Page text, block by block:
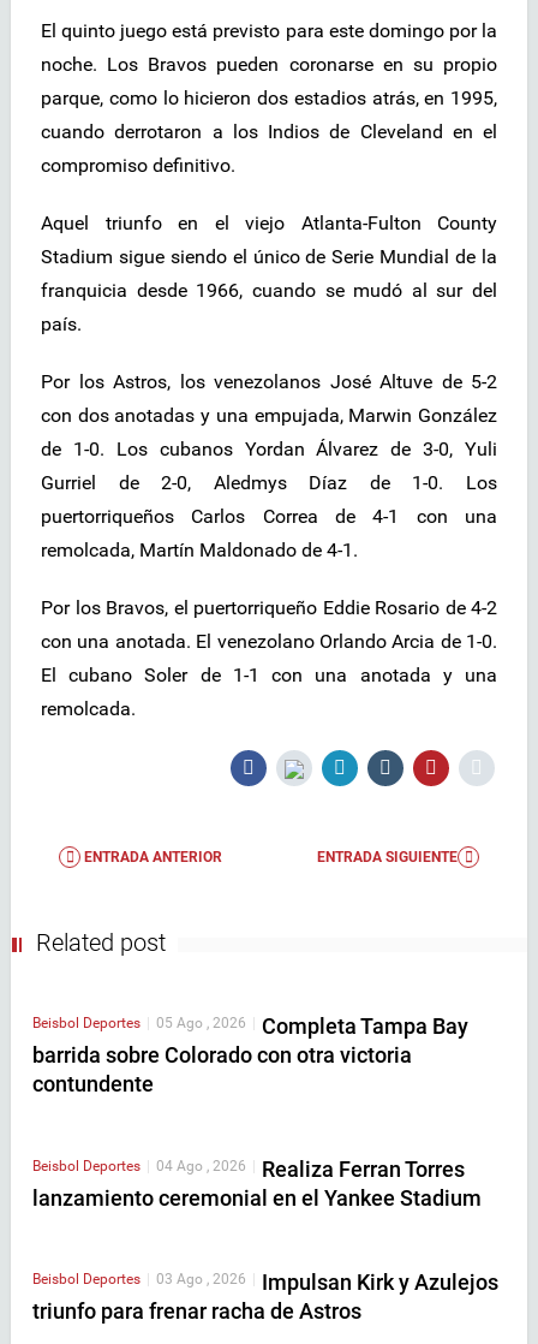
El quinto juego está previsto para este domingo por la
noche. Los Bravos pueden coronarse en su propio
parque, como lo hicieron dos estadios atrás, en 1995,
cuando derrotaron a los Indios de Cleveland en el
compromiso definitivo.
Aquel triunfo en el viejo Atlanta-Fulton County
Stadium sigue siendo el único de Serie Mundial de la
franquicia desde 1966, cuando se mudó al sur del
país.
Por los Astros, los venezolanos José Altuve de 5-2
con dos anotadas y una empujada, Marwin González
de 1-0. Los cubanos Yordan Álvarez de 3-0, Yuli
Gurriel de 2-0, Aledmys Díaz de 1-0. Los
puertorriqueños Carlos Correa de 4-1 con una
remolcada, Martín Maldonado de 4-1.
Por los Bravos, el puertorriqueño Eddie Rosario de 4-2
con una anotada. El venezolano Orlando Arcia de 1-0.
El cubano Soler de 1-1 con una anotada y una
remolcada.
ENTRADA ANTERIOR ENTRADA SIGUIENTE
Related post
Beisbol Deportes 05 Ago , 2026
Completa Tampa Bay
barrida sobre Colorado con otra victoria
contundente
Beisbol Deportes | 04 Ago , 2026 | Realiza Ferran Torres
lanzamiento ceremonial en el Yankee Stadium
Beisbol Deportes 03 Ago , 2026
Impulsan Kirk y Azulejos
triunfo para frenar racha de Astros